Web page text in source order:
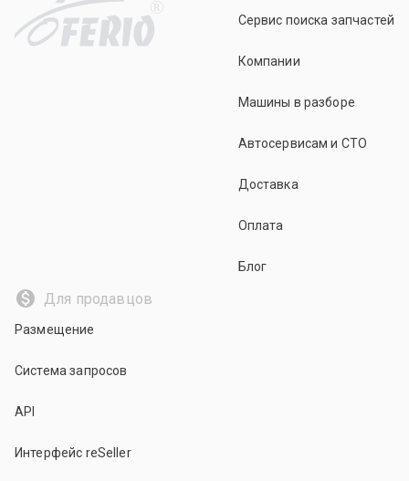
R
Сервис поиска запчастей
Компании
Машины в разборе
Автосервисам и СТО
Доставка
Оплата
Блог
Для продавцов
Размещение
Система запросов
API
Интерфейс reSeller